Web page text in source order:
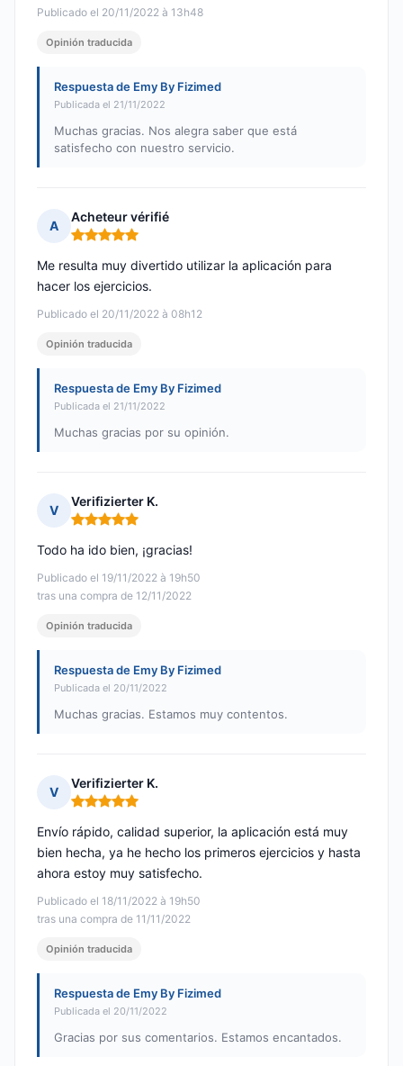
Publicado el 20/11/2022 à 13h48
Opinión traducida
Respuesta de Emy By Fizimed
Publicada el 21/11/2022
Muchas gracias. Nos alegra saber que está
satisfecho con nuestro servicio.
A
Acheteur vérifié
Nota: 5 de 5
Publicado el 20/11/2022 à 08h12
Me resulta muy divertido utilizar la aplicación para
hacer los ejercicios.
Opinión traducida
Respuesta de Emy By Fizimed
Publicada el 21/11/2022
Muchas gracias por su opinión.
V
Verifizierter K.
Nota: 5 de 5
Publicado el 19/11/2022 à 19h50
tras una compra de 12/11/2022
Todo ha ido bien, ¡gracias!
Opinión traducida
Respuesta de Emy By Fizimed
Publicada el 20/11/2022
Muchas gracias. Estamos muy contentos.
V
Verifizierter K.
Nota: 5 de 5
Publicado el 18/11/2022 à 19h50
tras una compra de 11/11/2022
Envío rápido, calidad superior, la aplicación está muy
bien hecha, ya he hecho los primeros ejercicios y hasta
ahora estoy muy satisfecho.
Opinión traducida
Respuesta de Emy By Fizimed
Publicada el 20/11/2022
Gracias por sus comentarios. Estamos encantados.